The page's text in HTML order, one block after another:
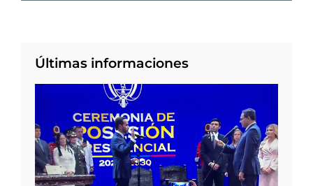
Últimas informaciones